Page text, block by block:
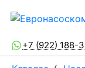
+7 (922) 188-